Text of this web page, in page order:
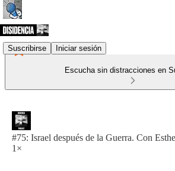
Suscribirse Iniciar sesión
Escucha sin distracciones en
#75: Israel después de la Guerra. Con
1×